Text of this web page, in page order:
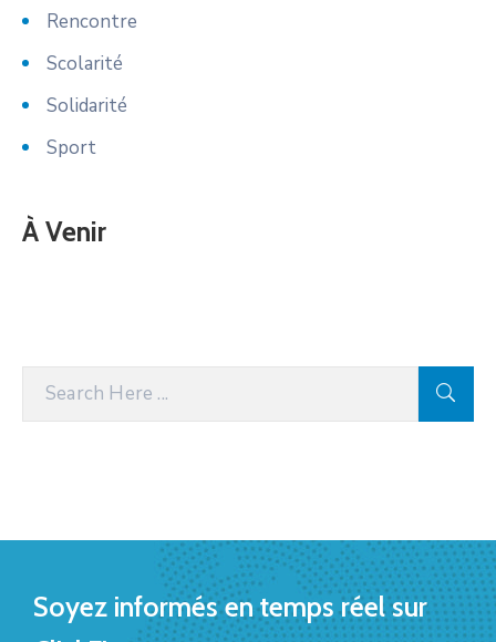
Rencontre
Scolarité
Solidarité
Sport
À Venir
Soyez informés en temps réel sur